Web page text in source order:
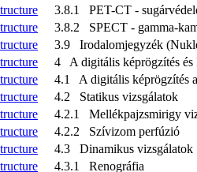
3.8.1 PET-CT -
3.8.2 SPECT - gamma-
3.9 Irodalomjegyzék
4 A digitális képrögzítés és
4.1 A digitális képrögzítés
4.2 Statikus vizsgálatok
4.2.1 Mellékpajzsmirigy
4.2.2 Szívizom perfúzió
4.3 Dinamikus vizsgálatok
4.3.1 Renográfia